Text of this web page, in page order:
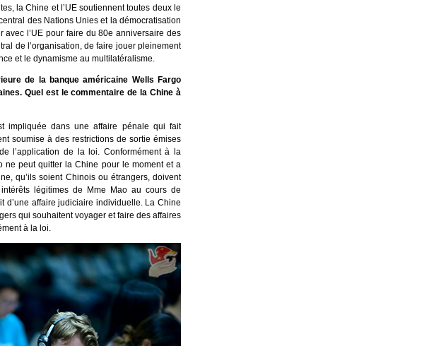
la Chine et l’UE soutiennent toutes deux le
des Nations Unies et la démocratisation
l’UE pour faire du 80e anniversaire des
de l’organisation, de faire jouer pleinement
et le dynamisme au multilatéralisme.
de la banque américaine Wells Fargo
Quel est le commentaire de la Chine à
impliquée dans une affaire pénale qui fait
soumise à des restrictions de sortie émises
l’application de la loi. Conformément à la
ne peut quitter la Chine pour le moment et a
qu’ils soient Chinois ou étrangers, doivent
légitimes de Mme Mao au cours de
d’une affaire judiciaire individuelle. La Chine
qui souhaitent voyager et faire des affaires
à la loi.